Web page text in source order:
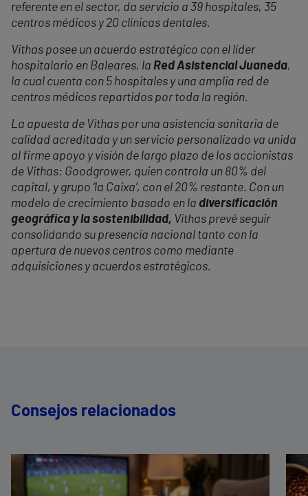
referente en el sector, da servicio a 39 hospitales, 35
centros médicos y 20 clínicas dentales.
Vithas posee un acuerdo estratégico con el líder
hospitalario en Baleares, la Red Asistencial Juaneda,
la cual cuenta con 5 hospitales y una amplia red de
centros médicos repartidos por toda la región.
La apuesta de Vithas por una asistencia sanitaria de
calidad acreditada y un servicio personalizado va unida
al firme apoyo y visión de largo plazo de los accionistas
de Vithas: Goodgrower, quien controla un 80% del
capital, y grupo ‘la Caixa’, con el 20% restante. Con un
modelo de crecimiento basado en la diversificación
geográfica y la sostenibilidad, Vithas prevé seguir
consolidando su presencia nacional tanto con la
apertura de nuevos centros como mediante
adquisiciones y acuerdos estratégicos.
Consejos relacionados